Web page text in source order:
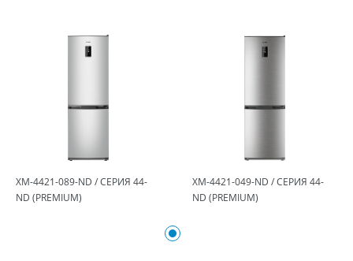
ХМ-4421-089-ND / СЕРИЯ 44-
ND (PREMIUM)
ХМ-4421-049-ND / СЕРИЯ 44-
ND (PREMIUM)